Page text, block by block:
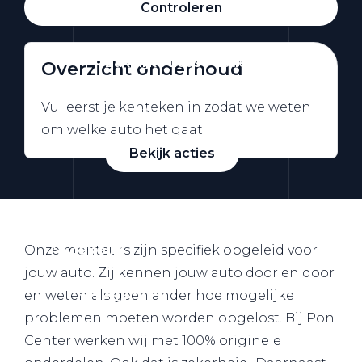
Zakelijke Lease acties
voordeel
Bekijk acties
Zakelijk
Terug
Controleren
Overzicht onderhoud
Vul eerst je kenteken in zodat we weten
om welke auto het gaat.
Onze monteurs zijn specifiek opgeleid voor
jouw auto. Zij kennen jouw auto door en door
en weten als geen ander hoe mogelijke
problemen moeten worden opgelost. Bij Pon
Center werken wij met 100% originele